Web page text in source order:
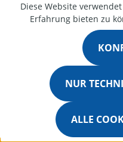
Bestellanfrage
Diese Website
Erfahrung bieten zu
NUR
ALLE